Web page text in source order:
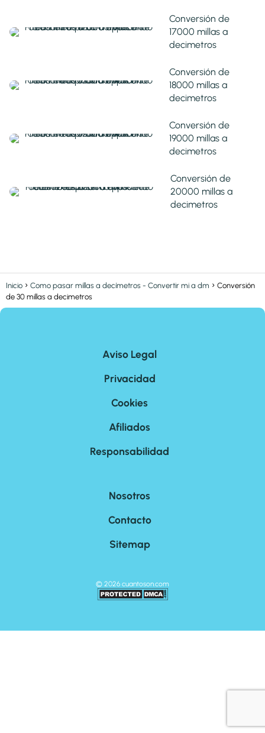
Conversión de
17000 millas a
decimetros
Conversión de
18000 millas a
decimetros
Conversión de
19000 millas a
decimetros
Conversión de
20000 millas a
decimetros
Inicio Como pasar millas a decímetros - Convertir mi a dm
Conversión
de 30 millas a decimetros
Aviso Legal
Privacidad
Cookies
Afiliados
Responsabilidad
Nosotros
Contacto
Sitemap
© 2026 cuantoson.com